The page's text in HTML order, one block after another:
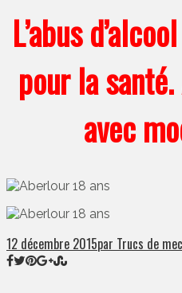
L’abus
pour la
avec
12 décembre 2015par Trucs de mec